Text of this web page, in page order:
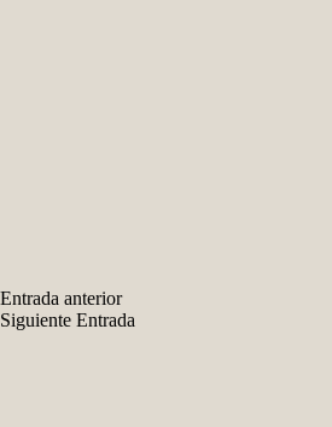
Entrada anterior
Siguiente Entrada